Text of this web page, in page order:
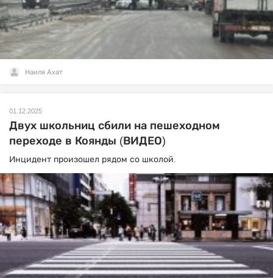
Наиля Ахат
01.12.2025
Двух школьниц сбили на пешеходном
переходе в Коянды (ВИДЕО)
Инцидент произошел рядом со школой.